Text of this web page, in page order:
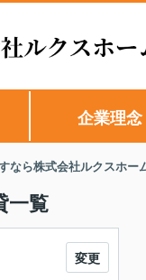
企業理念
なら株式会社ルクスホー
一覧
変更